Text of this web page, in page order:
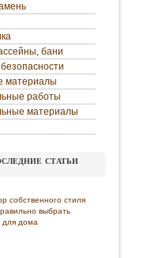
бани
материалы
работы
материалы
статьи